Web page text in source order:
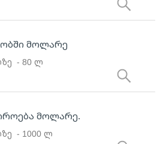
მოლარე
- 80 ლ
მოლარე.
- 1000 ლ